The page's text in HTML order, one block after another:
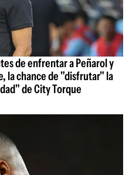
de enfrentar a Peñarol y
la chance de "disfrutar" la
de City Torque